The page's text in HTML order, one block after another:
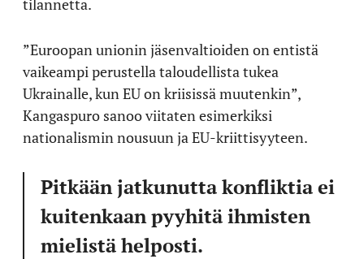
”Euroopan unionin jäsenvaltioiden on entistä
vaikeampi perustella taloudellista tukea
Ukrainalle, kun EU on kriisissä muutenkin”,
Kangaspuro sanoo viitaten esimerkiksi
nationalismin nousuun ja EU-kriittisyyteen.
Pitkään jatkunutta konfliktia ei
kuitenkaan pyyhitä ihmisten
mielistä helposti.